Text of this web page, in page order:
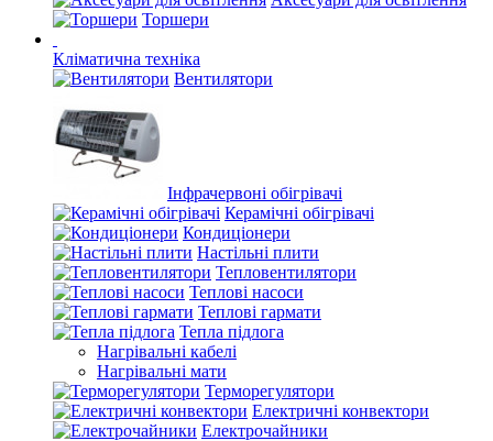
Торшери
Кліматична техніка
Вентилятори
Інфрачервоні обігрівачі
Керамічні обігрівачі
Кондиціонери
Настільні плити
Тепловентилятори
Теплові насоси
Теплові гармати
Тепла підлога
Нагрівальні кабелі
Нагрівальні мати
Терморегулятори
Електричні конвектори
Електрочайники